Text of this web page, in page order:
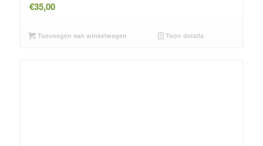
€35,00
Toevoegen aan winkelwagen Toon details